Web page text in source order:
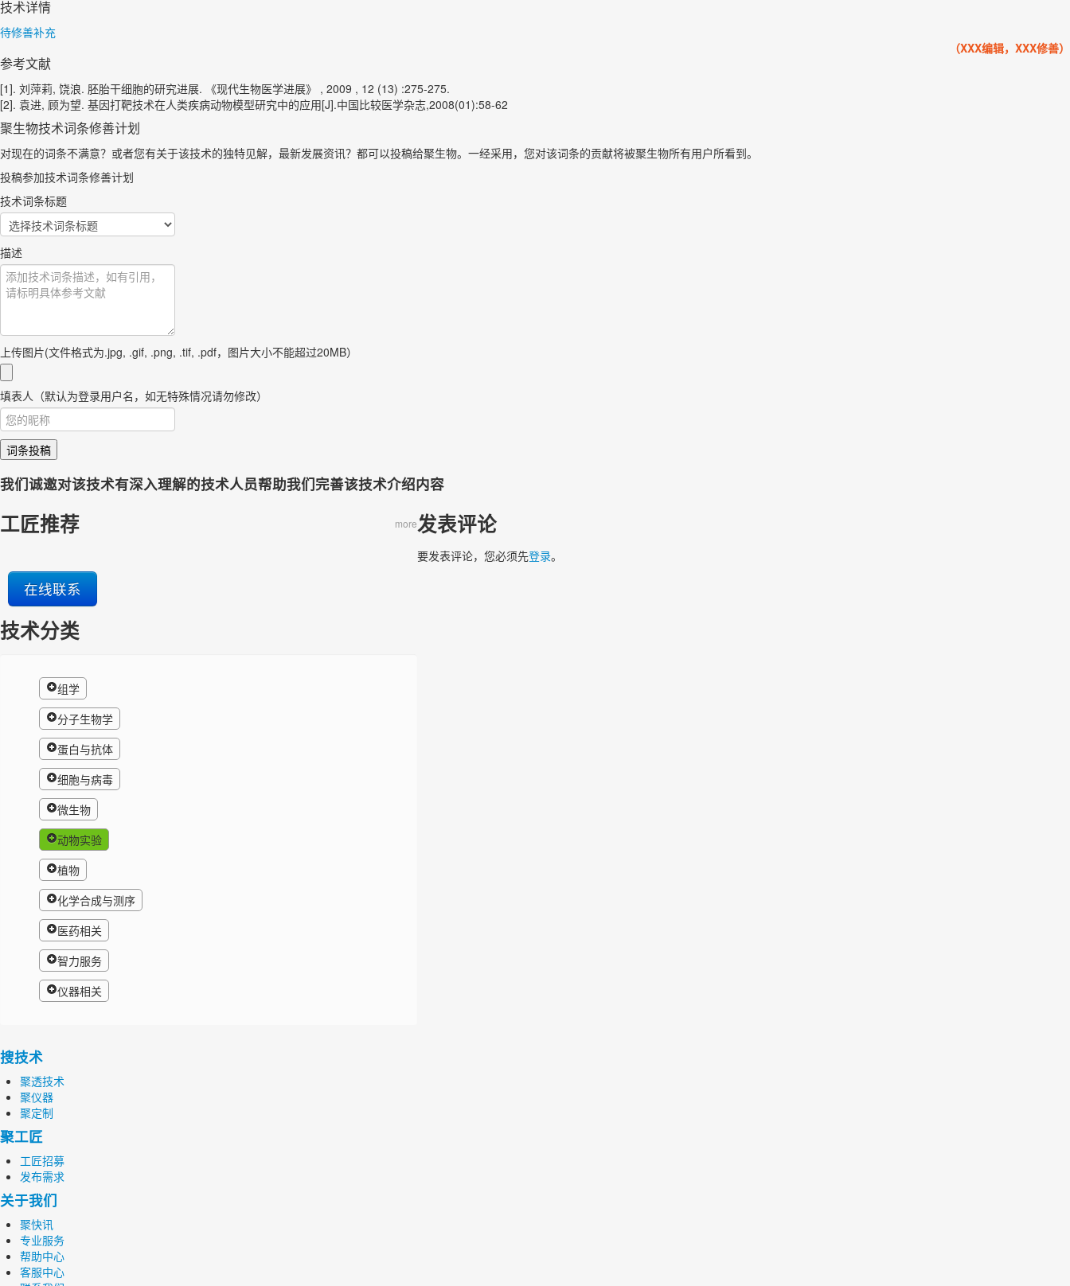
技术详情
待修善补充
（XXX编辑，XXX修善）
参考文献
[1]. 刘萍莉, 饶浪. 胚胎干细胞的研究进展. 《现代生物医学进展》 , 2009 , 12 (13) :275-275.
[2]. 袁进, 顾为望. 基因打靶技术在人类疾病动物模型研究中的应用[J].中国比较医学杂志,2008(01):58-62
聚生物技术词条修善计划
对现在的词条不满意？或者您有关于该技术的独特见解，最新发展资讯？都可以投稿给聚生物。一经采用，您对该词条的贡献将被聚生物所有用户所看到。
投稿参加技术词条修善计划
技术词条标题
描述
上传图片(文件格式为.jpg, .gif, .png, .tif, .pdf，图片大小不能超过20MB）
填表人（默认为登录用户名，如无特殊情况请勿修改）
词条投稿
我们诚邀对该技术有深入理解的技术人员帮助我们完善该技术介绍内容
工匠推荐 more
在线联系
技术分类
组学
分子生物学
蛋白与抗体
细胞与病毒
微生物
动物实验
植物
化学合成与测序
医药相关
智力服务
仪器相关
发表评论
要发表评论，您必须先登录。
搜技术
聚透技术
聚仪器
聚定制
聚工匠
工匠招募
发布需求
关于我们
聚快讯
专业服务
帮助中心
客服中心